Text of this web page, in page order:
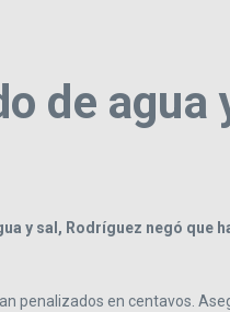
de agua
y sal, Rodríguez negó que
penalizados en centavos.